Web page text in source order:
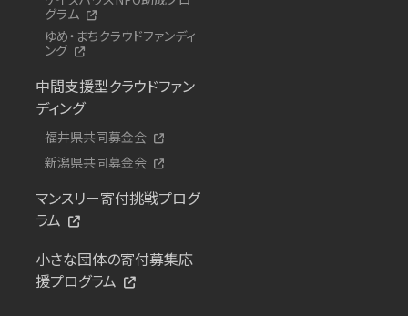
グラム
ゆめ・まちクラウドファンディ
ング
中間支援型クラウドファン
ディング
福井県共同募金会
新潟県共同募金会
マンスリー寄付挑戦プログ
ラム
小さな団体の寄付募集応
援プログラム